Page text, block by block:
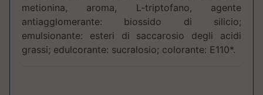
metionina, aroma, L-triptofano, agente
antiagglomerante: biossido di silicio;
emulsionante: esteri di saccarosio degli acidi
grassi; edulcorante: sucralosio; colorante: E110*.